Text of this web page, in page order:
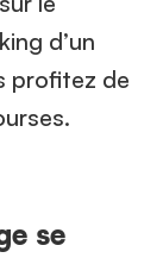
d’un
profitez de
se